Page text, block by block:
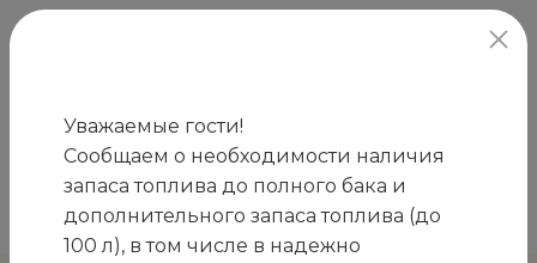
Главная / Номера / Корпус №4 /
Стандарт
«Горы» однокомнатный 2-х местный (с балконом)
Уважаемые гости!
Сообщаем о необходимости наличия
запаса топлива до полного бака и
дополнительного запаса топлива (до
100 л), в том числе в надежно